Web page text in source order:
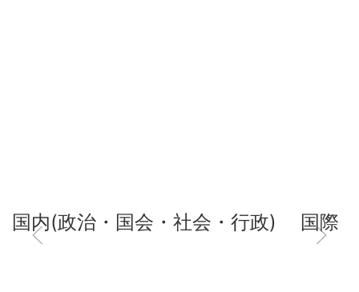
国内(政治・国会・社会・行政) 国際